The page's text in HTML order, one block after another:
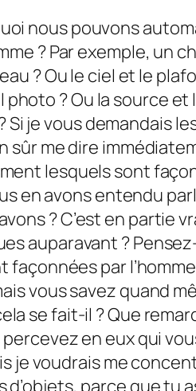
nous pouvons
? Par exemple, un
? Ou le ciel et le
photo ? Ou la source
Si je vous demandais
me dire
lesquels sont
en avons entendu
? C’est en partie
auparavant ?
par
vous savez quand
se fait-il ? Que
en eux qui
je voudrais me